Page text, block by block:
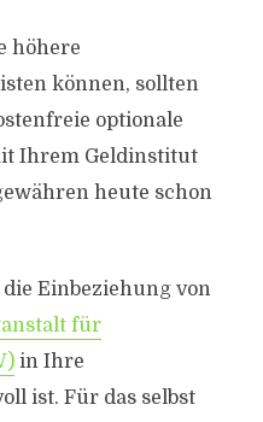
höhere
können, sollten
optionale
Ihrem Geldinstitut
heute schon
Einbeziehung von
für
in Ihre
ist. Für das selbst